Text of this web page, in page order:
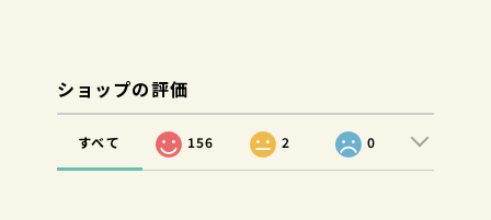
ショップの評価
すべて 156 2 0